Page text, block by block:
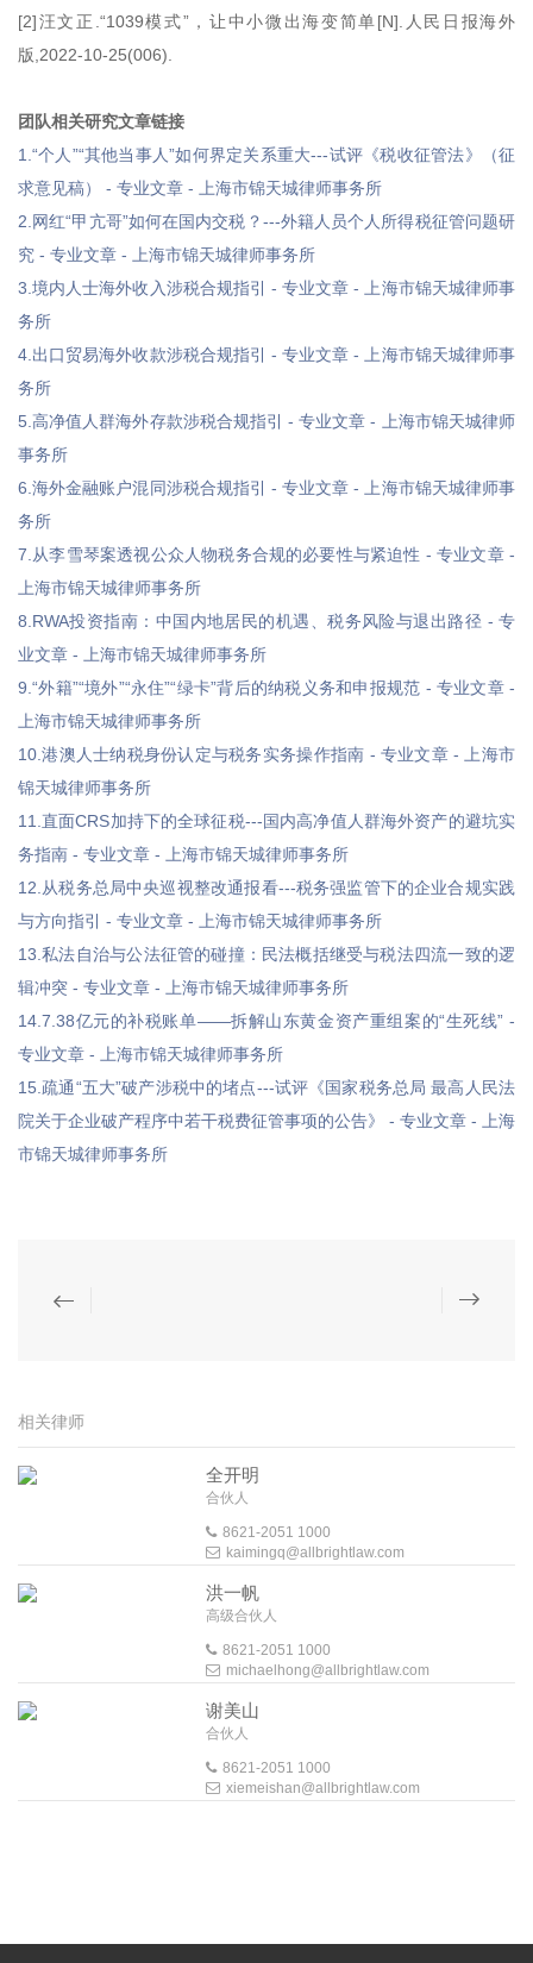
[2]汪文正.“1039模式”，让中小微出海变简单[N].人民日报海外
版,2022-10-25(006).
团队相关研究文章链接
1.“个人”“其他当事人”如何界定关系重大---试评《税收征管法》（征
求意见稿） - 专业文章 - 上海市锦天城律师事务所
2.网红“甲亢哥”如何在国内交税？---外籍人员个人所得税征管问题研
究 - 专业文章 - 上海市锦天城律师事务所
3.境内人士海外收入涉税合规指引 - 专业文章 - 上海市锦天城律师事
务所
4.出口贸易海外收款涉税合规指引 - 专业文章 - 上海市锦天城律师事
务所
5.高净值人群海外存款涉税合规指引 - 专业文章 - 上海市锦天城律师
事务所
6.海外金融账户混同涉税合规指引 - 专业文章 - 上海市锦天城律师事
务所
7.从李雪琴案透视公众人物税务合规的必要性与紧迫性 - 专业文章 -
上海市锦天城律师事务所
8.RWA投资指南：中国内地居民的机遇、税务风险与退出路径 - 专
业文章 - 上海市锦天城律师事务所
9.“外籍”“境外”“永住”“绿卡”背后的纳税义务和申报规范 - 专业文章 -
上海市锦天城律师事务所
10.港澳人士纳税身份认定与税务实务操作指南 - 专业文章 - 上海市
锦天城律师事务所
11.直面CRS加持下的全球征税---国内高净值人群海外资产的避坑实
务指南 - 专业文章 - 上海市锦天城律师事务所
12.从税务总局中央巡视整改通报看---税务强监管下的企业合规实践
与方向指引 - 专业文章 - 上海市锦天城律师事务所
13.私法自治与公法征管的碰撞：民法概括继受与税法四流一致的逻
辑冲突 - 专业文章 - 上海市锦天城律师事务所
14.7.38亿元的补税账单——拆解山东黄金资产重组案的“生死线” -
专业文章 - 上海市锦天城律师事务所
15.疏通“五大”破产涉税中的堵点---试评《国家税务总局 最高人民法
院关于企业破产程序中若干税费征管事项的公告》 - 专业文章 - 上海
市锦天城律师事务所
相关律师
全开明
合伙人
8621-2051 1000
kaimingq@allbrightlaw.com
洪一帆
高级合伙人
8621-2051 1000
michaelhong@allbrightlaw.com
谢美山
合伙人
8621-2051 1000
xiemeishan@allbrightlaw.com